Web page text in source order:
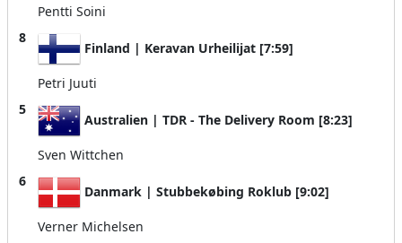
Pentti Soini
8
Finland | Keravan Urheilijat [7:59]
Petri Juuti
5
Australien | TDR - The Delivery Room [8:23]
Sven Wittchen
6
Danmark | Stubbekøbing Roklub [9:02]
Verner Michelsen